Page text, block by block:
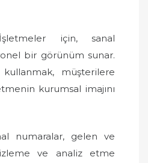
için, sanal
bir görünüm sunar.
müşterilere
kurumsal imajını
numaralar, gelen ve
ve analiz etme